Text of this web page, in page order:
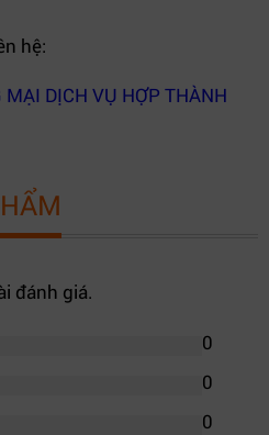
hệ:
DỊCH VỤ HỢP THÀNH
đánh giá.
0
0
0